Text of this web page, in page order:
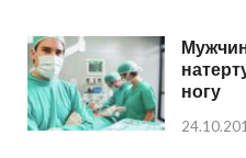
ногу